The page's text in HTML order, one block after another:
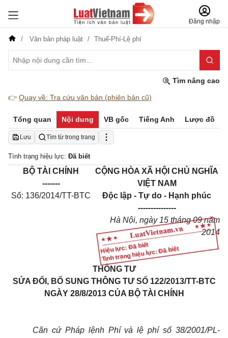
Đăng nhập
Văn bản pháp luật Thuế-Phí-Lệ phí
Tìm nâng cao
👉 Quay về: Tra cứu văn bản (phiên bản cũ)
Tổng quan Nội dung VB gốc Tiếng Anh Lược đồ
Lưu Tìm từ trong trang
Tình trạng hiệu lực: Đã biết
Hiệu lực: Đã biết
Tình trạng hiệu lực: Đã biết
BỘ TÀI CHÍNH
-------
Số: 136/2014/TT-BTC
CỘNG HÒA XÃ HỘI CHỦ NGHĨA
VIỆT NAM
Độc lập - Tự do - Hạnh phúc
---------------
Hà Nội, ngày 15 tháng 09 năm
2014
THÔNG TƯ
SỬA ĐỔI, BỔ SUNG THÔNG TƯ SỐ 122/2013/TT-BTC
NGÀY 28/8/2013 CỦA BỘ TÀI CHÍNH
Căn cứ Pháp lệnh Phí và lệ phí số 38/2001/PL-